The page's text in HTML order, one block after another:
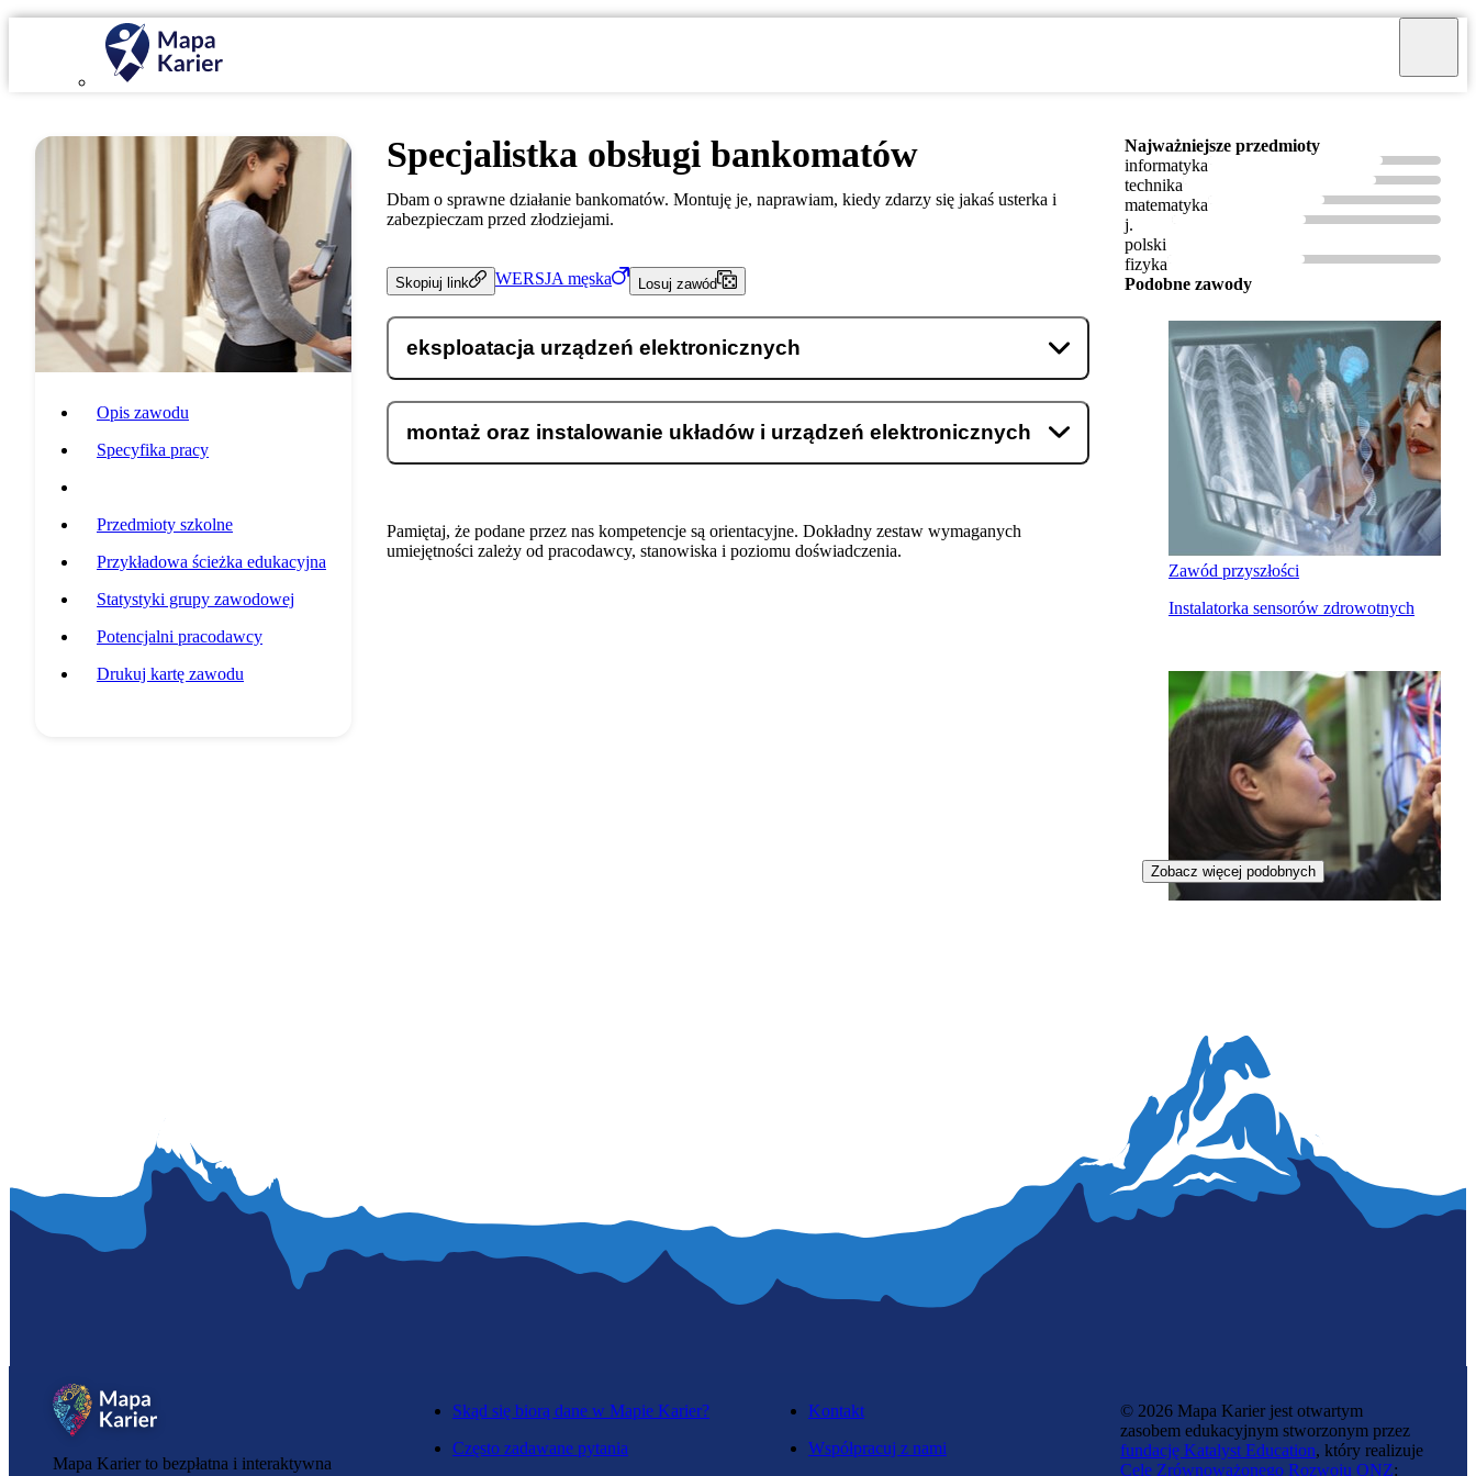
Opis zawodu
Specyfika pracy
Przedmioty szkolne
Przykładowa ścieżka edukacyjna
Statystyki grupy zawodowej
Potencjalni pracodawcy
Drukuj kartę zawodu
Specjalistka obsługi bankomatów
Dbam o sprawne działanie bankomatów. Montuję je, naprawiam, kiedy zdarzy się jakaś usterka i
zabezpieczam przed złodziejami.
Skopiuj link WERSJA męska Losuj zawód
eksploatacja urządzeń elektronicznych
montaż oraz instalowanie układów i urządzeń elektronicznych
Pamiętaj, że podane przez nas kompetencje są orientacyjne. Dokładny zestaw wymaganych
umiejętności zależy od pracodawcy, stanowiska i poziomu doświadczenia.
Najważniejsze przedmioty
informatyka
technika
matematyka
j.
polski
fizyka
Podobne zawody
Zawód przyszłości
Instalatorka sensorów zdrowotnych
Zobacz więcej podobnych
Mapa Karier to bezpłatna i interaktywna
Skąd się biorą dane w Mapie Karier?
Często zadawane pytania
Kontakt
Współpracuj z nami
© 2026 Mapa Karier jest otwartym
zasobem edukacyjnym stworzonym przez
fundację Katalyst Education, który realizuje
Cele Zrównoważonego Rozwoju ONZ: